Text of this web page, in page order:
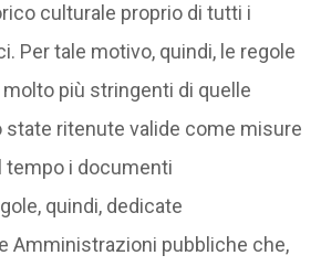
culturale proprio di tutti i
Per tale motivo, quindi, le regole
più stringenti di quelle
state ritenute valide come misure
tempo i documenti
quindi, dedicate
Amministrazioni pubbliche che,